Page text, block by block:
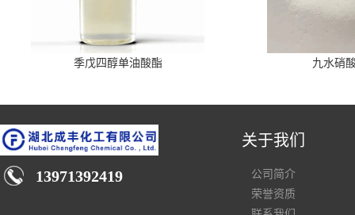
季戊四醇单油酸酯 九水硝
13971392419
关于我们
公司简介
荣誉资质